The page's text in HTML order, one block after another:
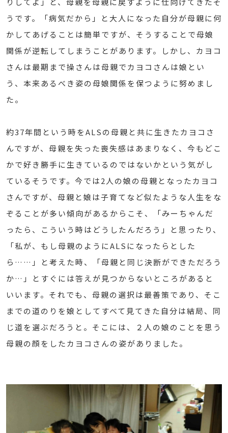
うです。「病気だから」と大人になった自分が母親に何
かしてあげることは簡単ですが、そうすることで母娘
関係が逆転してしまうことがあります。しかし、カヨコ
さんは最期まで操さんは母親でカヨコさんは娘とい
う、本来あるべき姿の母娘関係を保つように努めまし
た。
約37年間という時をALSの母親と共に生きたカヨコさ
んですが、母親を失った喪失感はあまりなく、今もどこ
かで好き勝手に生きているのではないかという気がし
ているそうです。今では2人の娘の母親となったカヨコ
さんですが、母親と娘は子育てなど似たような人生をな
ぞることが多い傾向があるからこそ、「みーちゃんだ
ったら、こういう時はどうしたんだろう」と思ったり、
「私が、もし母親のようにALSになったらとした
ら……」と考えた時、「母親と同じ決断ができただろう
か…」とすぐには答えが見つからないところがあると
いいます。それでも、母親の選択は最善策であり、そこ
までの道のりを娘としてすべて見てきた自分は結局、同
じ道を選ぶだろうと。そこには、２人の娘のことを思う
母親の顔をしたカヨコさんの姿がありました。